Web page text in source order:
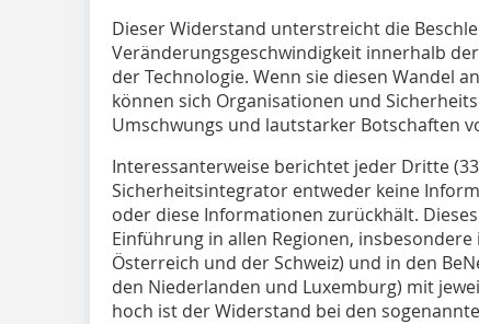
Dieser Widerstand unterstreicht die
Veränderungsgeschwindigkeit innerhalb
der Technologie. Wenn sie diesen Wandel
können sich Organisationen und
Umschwungs und lautstarker Botschaften
Interessanterweise berichtet jeder Dritte
Sicherheitsintegrator entweder keine
oder diese Informationen zurückhält.
Einführung in allen Regionen,
Österreich und der Schweiz) und in den
den Niederlanden und Luxemburg) mit
hoch ist der Widerstand bei den